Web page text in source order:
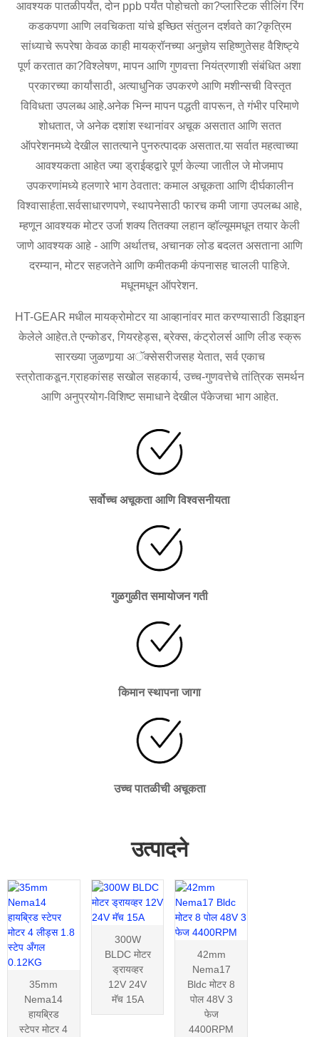
आवश्यक पातळीपर्यंत, दोन ppb पर्यंत पोहोचतो का?प्लास्टिक सीलिंग रिंग
कडकपणा आणि लवचिकता यांचे इच्छित संतुलन दर्शवते का?कृत्रिम
सांध्याचे रूपरेषा केवळ काही मायक्रॉनच्या अनुज्ञेय सहिष्णुतेसह वैशिष्ट्ये
पूर्ण करतात का?विश्लेषण, मापन आणि गुणवत्ता नियंत्रणाशी संबंधित अशा
प्रकारच्या कार्यांसाठी, अत्याधुनिक उपकरणे आणि मशीन्सची विस्तृत
विविधता उपलब्ध आहे.अनेक भिन्न मापन पद्धती वापरून, ते गंभीर परिमाणे
शोधतात, जे अनेक दशांश स्थानांवर अचूक असतात आणि सतत
ऑपरेशनमध्ये देखील सातत्याने पुनरुत्पादक असतात.या सर्वात महत्वाच्या
आवश्यकता आहेत ज्या ड्राईव्हद्वारे पूर्ण केल्या जातील जे मोजमाप
उपकरणांमध्ये हलणारे भाग ठेवतात: कमाल अचूकता आणि दीर्घकालीन
विश्वासार्हता.सर्वसाधारणपणे, स्थापनेसाठी फारच कमी जागा उपलब्ध आहे,
म्हणून आवश्यक मोटर उर्जा शक्य तितक्या लहान व्हॉल्यूममधून तयार केली
जाणे आवश्यक आहे - आणि अर्थातच, अचानक लोड बदलत असताना आणि
दरम्यान, मोटर सहजतेने आणि कमीतकमी कंपनासह चालली पाहिजे.
मधूनमधून ऑपरेशन.
HT-GEAR मधील मायक्रोमोटर या आव्हानांवर मात करण्यासाठी डिझाइन
केलेले आहेत.ते एन्कोडर, गियरहेड्स, ब्रेक्स, कंट्रोलर्स आणि लीड स्क्रू
सारख्या जुळणार्‍या अॅक्सेसरीजसह येतात, सर्व एकाच
स्त्रोताकडून.ग्राहकांसह सखोल सहकार्य, उच्च-गुणवत्तेचे तांत्रिक समर्थन
आणि अनुप्रयोग-विशिष्ट समाधाने देखील पॅकेजचा भाग आहेत.
सर्वोच्च अचूकता आणि विश्वसनीयता
गुळगुळीत समायोजन गती
किमान स्थापना जागा
उच्च पातळीची अचूकता
उत्पादने
35mm
Nema14
हायब्रिड
स्टेपर मोटर 4
300W
BLDC मोटर
ड्रायव्हर
12V 24V
मॅच 15A
42mm
Nema17
Bldc मोटर 8
पोल 48V 3
फेज
4400RPM